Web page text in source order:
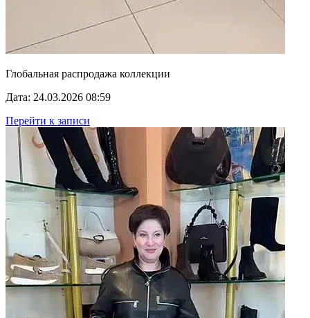
Глобальная распродажа коллекции
Дата: 24.03.2026 08:59
Перейти к записи